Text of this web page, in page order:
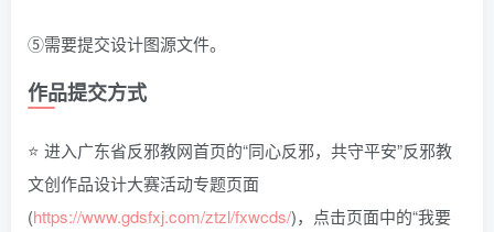
⑤需要提交设计图源文件。
作品提交方式
⭐ 进入广东省反邪教网首页的“同心反邪，共守平安”反邪教
文创作品设计大赛活动专题页面
(https://www.gdsfxj.com/ztzl/fxwcds/)，点击页面中的“我要